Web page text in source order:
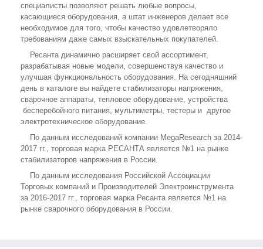
специалисты позволяют решать любые вопросы,
касающиеся оборудования, а штат инженеров делает все
необходимое для того, чтобы качество удовлетворяло
требованиям даже самых взыскательных покупателей.
Ресанта динамично расширяет свой ассортимент,
разрабатывая новые модели, совершенствуя качество и
улучшая функциональность оборудования. На сегодняшний
день в каталоге вы найдете стабилизаторы напряжения,
сварочное аппараты, тепловое оборудование, устройства
бесперебойного питания, мультиметры, тестеры и другое
электротехническое оборудование.
По данным исследований компании MegaResearch за 2014-
2017 гг., торговая марка РЕСАНТА является №1 на рынке
стабилизаторов напряжения в России.
По данным исследования Российской Ассоциации
Торговых компаний и Производителей Электроинструмента
за 2016-2017 гг., торговая марка Ресанта является №1 на
рынке сварочного оборудования в России.